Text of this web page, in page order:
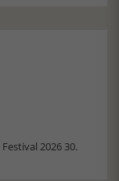
2026 30.